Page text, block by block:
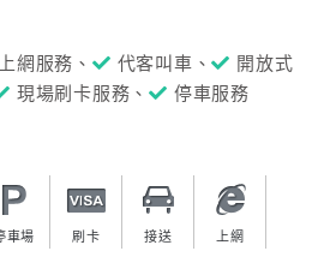
網服務、 代客叫車、
開放式
現場刷卡服務、 停車服務
車場 刷卡 接送 上網